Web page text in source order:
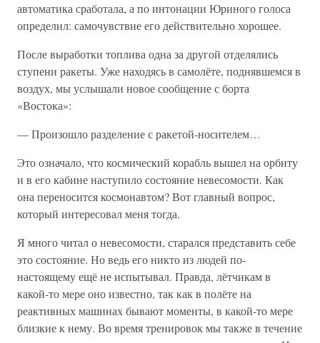
автоматика сработала, а по интонации Юриного голоса
определил: самочувствие его действительно хорошее.
После выработки топлива одна за другой отделялись
ступени ракеты. Уже находясь в самолёте, поднявшемся в
воздух, мы услышали новое сообщение с борта
«Востока»:
— Произошло разделение с ракетой-носителем…
Это означало, что космический корабль вышел на орбиту
и в его кабине наступило состояние невесомости. Как
она переносится космонавтом? Вот главный вопрос,
который интересовал меня тогда.
Я много читал о невесомости, старался представить себе
это состояние. Но ведь его никто из людей по-
настоящему ещё не испытывал. Правда, лётчикам в
какой-то мере оно известно, так как в полёте на
реактивных машинах бывают моменты, в какой-то мере
близкие к нему. Во время тренировок мы также в течение